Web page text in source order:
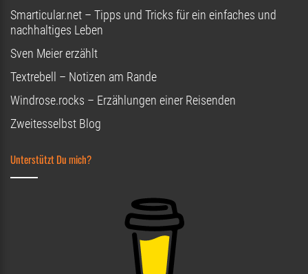
Smarticular.net – Tipps und Tricks für ein einfaches und
nachhaltiges Leben
Sven Meier erzählt
Textrebell – Notizen am Rande
Windrose.rocks – Erzählungen einer Reisenden
Zweitesselbst Blog
Unterstützt Du mich?